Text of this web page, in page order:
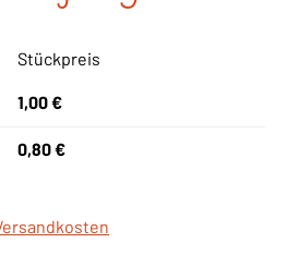
Stückpreis
1,00 €
0,80 €